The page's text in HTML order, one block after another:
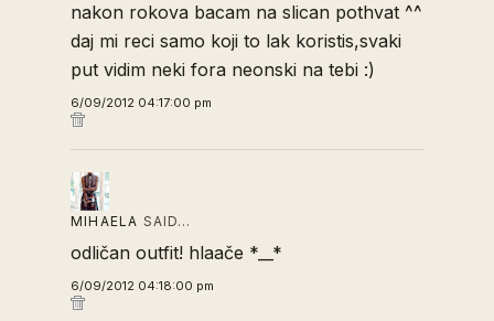
nakon rokova bacam na slican pothvat ^^
daj mi reci samo koji to lak koristis,svaki
put vidim neki fora neonski na tebi :)
6/09/2012 04:17:00 pm
MIHAELA SAID…
odličan outfit! hlaače *__*
6/09/2012 04:18:00 pm